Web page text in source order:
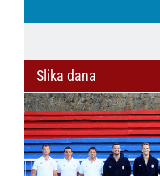
Slika dana